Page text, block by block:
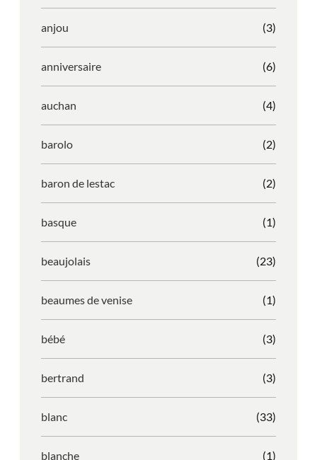
anjou (3)
anniversaire (6)
auchan (4)
barolo (2)
baron de lestac (2)
basque (1)
beaujolais (23)
beaumes de venise (1)
bébé (3)
bertrand (3)
blanc (33)
blanche (1)